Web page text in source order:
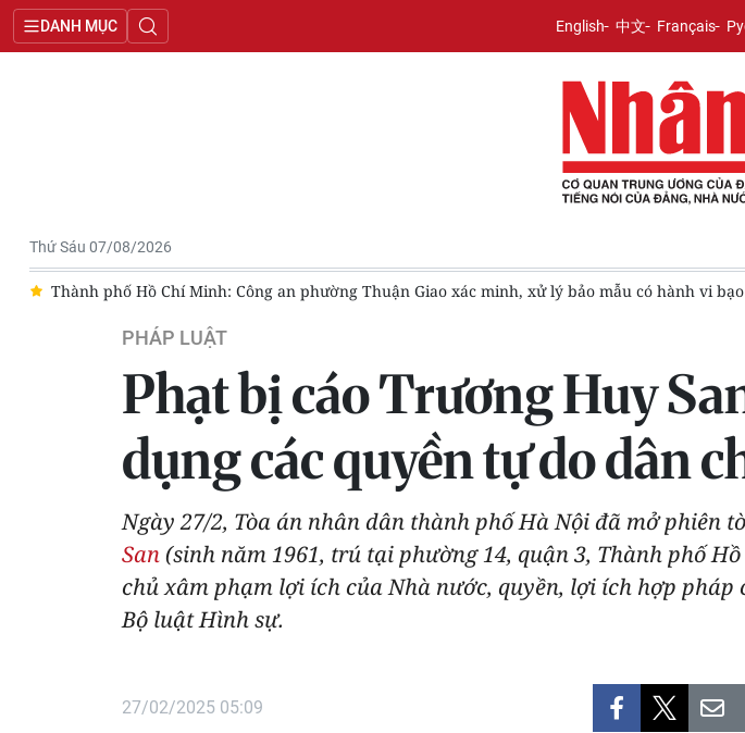
DANH MỤC English 中文 Français
Thứ Sáu 07/08/2026
hành trẻ em “Phiên tòa giả định” tuyên truyền pháp luật về chống khai thác IUU Nhiều
PHÁP LUẬT
Phạt bị cáo Trương Huy
dụng các quyền tự do dân
Ngày 27/2, Tòa án nhân dân thành phố Hà Nội đã mở phiên
San(sinh năm 1961, trú tại phường 14, quận 3, Thành phố
chủ xâm phạm lợi ích của Nhà nước, quyền, lợi ích hợp
Bộ luật Hình sự.
27/02/2025 05:09